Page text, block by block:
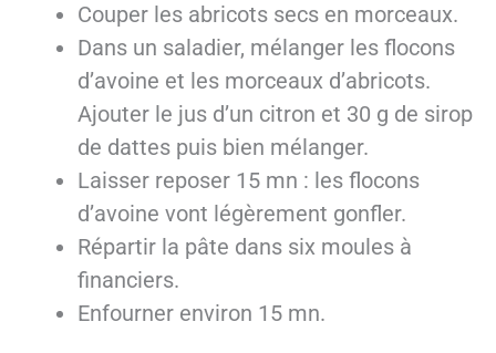
Couper les abricots secs en morceaux.
Dans un saladier, mélanger les flocons
d’avoine et les morceaux d’abricots.
Ajouter le jus d’un citron et 30 g de sirop
de dattes puis bien mélanger.
Laisser reposer 15 mn : les flocons
d’avoine vont légèrement gonfler.
Répartir la pâte dans six moules à
financiers.
Enfourner environ 15 mn.